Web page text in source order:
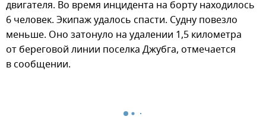
двигателя. Во время инцидента на борту находилось
6 человек. Экипаж удалось спасти. Судну повезло
меньше. Оно затонуло на удалении 1,5 километра
от береговой линии поселка Джубга, отмечается
в сообщении.